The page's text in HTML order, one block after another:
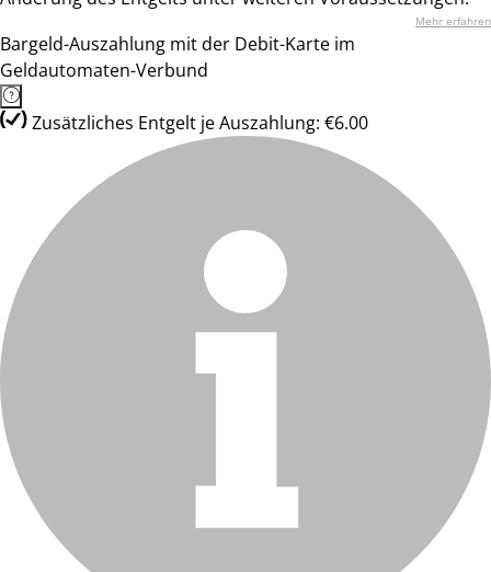
Mehr erfahren
Bargeld-Auszahlung mit der Debit-Karte im
Geldautomaten-Verbund
Zusätzliches Entgelt je Auszahlung: €6.00